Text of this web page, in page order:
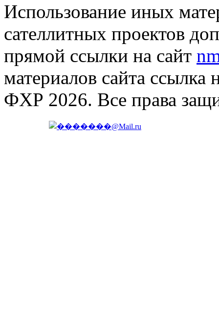
Использование иных
сателлитных проектов
прямой ссылки на сайт
материалов сайта ссылка
ФХР 2026. Все права